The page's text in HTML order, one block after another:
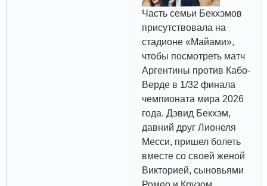
Часть семьи Бекхэмов
присутствовала на
стадионе «Майами»,
чтобы посмотреть матч
Аргентины против Кабо-
Верде в 1/32 финала
чемпионата мира 2026
года. Дэвид Бекхэм,
давний друг Лионеля
Месси, пришел болеть
вместе со своей женой
Викторией, сыновьями